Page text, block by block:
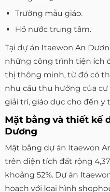
Trường mẫu giáo.
Hồ nước trung tâm.
Tại dự án Itaewon An
những công trình tiện ích
thị thông minh, từ đó có
nhu cầu thụ hưởng của
giải trí, giáo dục cho đến y
Mặt bằng và thiết kế
Dương
Mặt bằng dự án Itaewon
trên diện tích đất rộng
khoảng 52%. Dự án
hoạch với loại hình